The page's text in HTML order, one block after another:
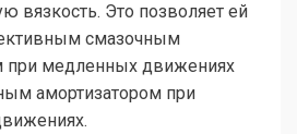
вязкость. Это позволяет ей
смазочным
при медленных движениях
амортизатором при